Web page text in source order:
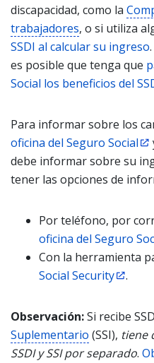
discapacidad, como la
trabajadores, o si utiliza
SSDI al calcular su ingreso
es posible que tenga que
Social los beneficios del
Para informar sobre los
oficina del Seguro Social
debe informar sobre su
tener las opciones de
Por teléfono, por
oficina del Seguro
Con la herramienta
Social Security
.
Observación:Si recibe
Suplementario (SSI), tiene
SSDI y SSI por separado.